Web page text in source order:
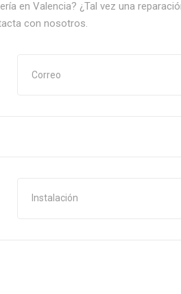
en Valencia? ¿Tal vez una
con nosotros.
Instalación